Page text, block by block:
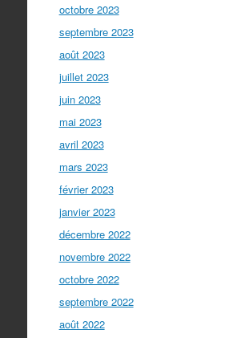
octobre 2023
septembre 2023
août 2023
juillet 2023
juin 2023
mai 2023
avril 2023
mars 2023
février 2023
janvier 2023
décembre 2022
novembre 2022
octobre 2022
septembre 2022
août 2022